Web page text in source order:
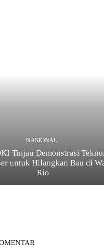
NASIONAL
Tinjau Demonstrasi
untuk Hilangkan Bau di
Rio